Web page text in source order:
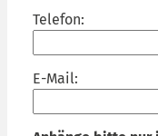
Telefon:
E-Mail: